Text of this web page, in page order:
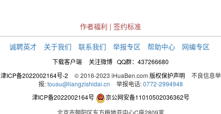
作者福利 | 签约标准
诚聘英才 关于我们 联系我们 举报专区 帮助中心 网编专区
下载客户端 关注微博 QQ群：437266680
津ICP备2022002164号-2
© 2016-2023 iHuaBen.com 版权保护声明
不良信息举
报: tousu@liangzishidai.cn 举报电话: 0772-2994948
津ICP备2022002164号
京公网安备11010502036362号